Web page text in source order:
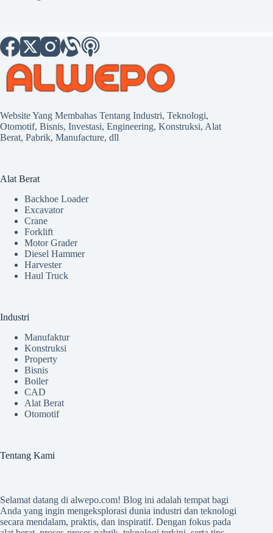
Website Yang Membahas Tentang Industri, Teknologi,
Otomotif, Bisnis, Investasi, Engineering, Konstruksi, Alat
Berat, Pabrik, Manufacture, dll
Alat Berat
Backhoe Loader
Excavator
Crane
Forklift
Motor Grader
Diesel Hammer
Harvester
Haul Truck
Industri
Manufaktur
Konstruksi
Property
Bisnis
Boiler
CAD
Alat Berat
Otomotif
Tentang Kami
Selamat datang di alwepo.com! Blog ini adalah tempat bagi
Anda yang ingin mengeksplorasi dunia industri dan teknologi
secara mendalam, praktis, dan inspiratif. Dengan fokus pada